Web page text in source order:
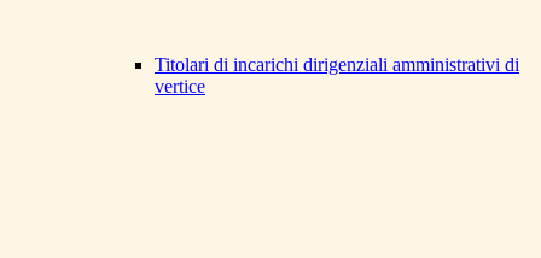
Titolari di incarichi dirigenziali amministrativi di
vertice